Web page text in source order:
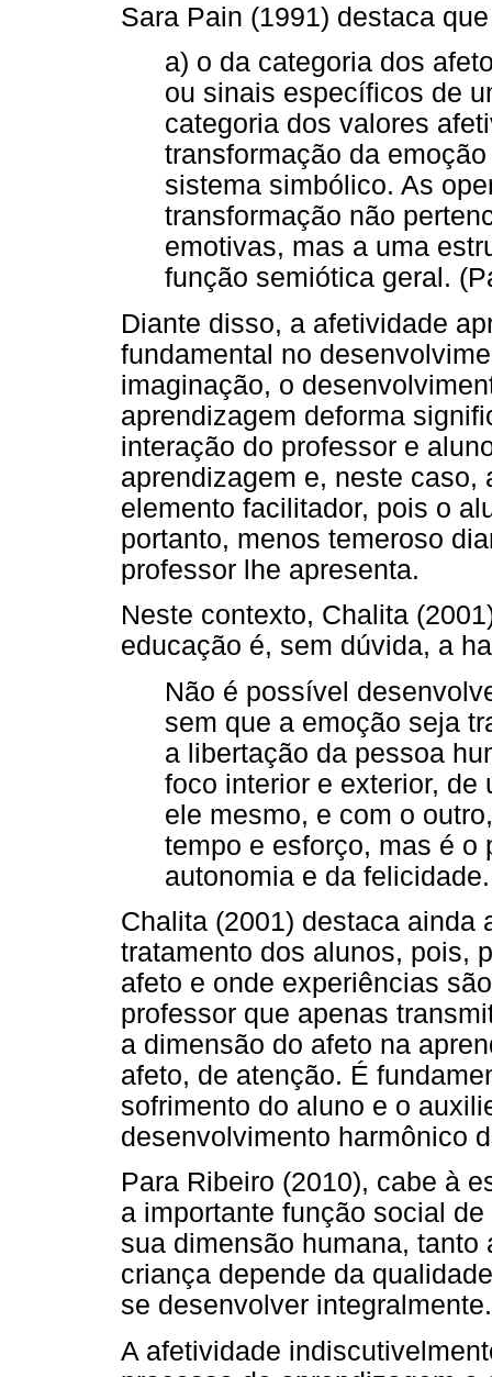
Sara Pain (1991) destaca
a) o da categoria dos
ou sinais específicos de
categoria dos valores
transformação da
sistema simbólico. As
transformação não
emotivas, mas a uma
função semiótica geral.
Diante disso, a afetividade
fundamental no
imaginação, o
aprendizagem deforma
interação do professor e
aprendizagem e, neste caso,
elemento facilitador, pois o
portanto, menos temeroso
professor lhe apresenta.
Neste contexto, Chalita
educação é, sem dúvida, a
Não é possível
sem que a emoção seja
a libertação da pessoa
foco interior e exterior, de
ele mesmo, e com o
tempo e esforço, mas é o
autonomia e da
Chalita (2001) destaca ainda
tratamento dos alunos, pois,
afeto e onde experiências
professor que apenas
a dimensão do afeto na
afeto, de atenção. É
sofrimento do aluno e o
desenvolvimento harmônico
Para Ribeiro (2010), cabe à
a importante função social
sua dimensão humana,
criança depende da
se desenvolver integralmente.
A afetividade